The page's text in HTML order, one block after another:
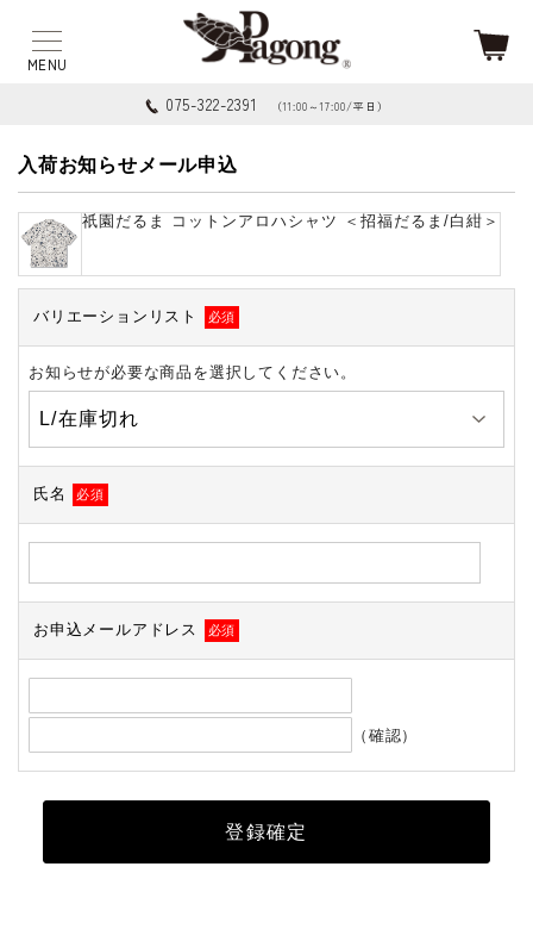
075-322-2391 （11:00～17:00/平日）
入荷お知らせメール申込
祇園だるま コットンアロハシャツ ＜招福だるま/白紺＞
バリエーションリスト 必須
お知らせが必要な商品を選択してください。
氏名 必須
お申込メールアドレス 必須
（確認）